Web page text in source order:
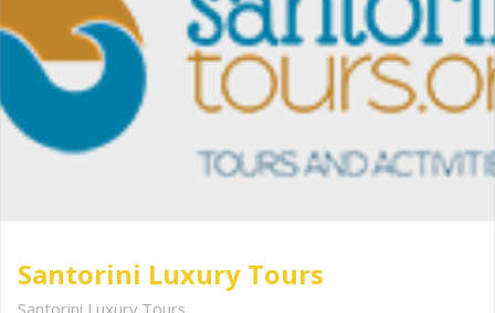
Santorini Luxury Tours